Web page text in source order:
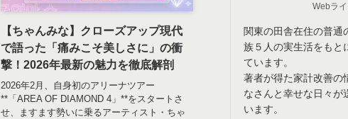
【ちゃんみな】クローズアップ現代
で語った「痛みこそ美しさに」の衝
撃！2026年最新の魅力を徹底解剖
2026年2月、自身初のアリーナツアー
**「AREA OF DIAMOND 4」**をスタートさ
せ、ますます勢いに乗るアーティスト・ちゃ
Webラ
関東の田舎在住の普通
族５人の実生活をもと
ています。
著者が得た家計改善の
なさんと幸せな日々が
います。